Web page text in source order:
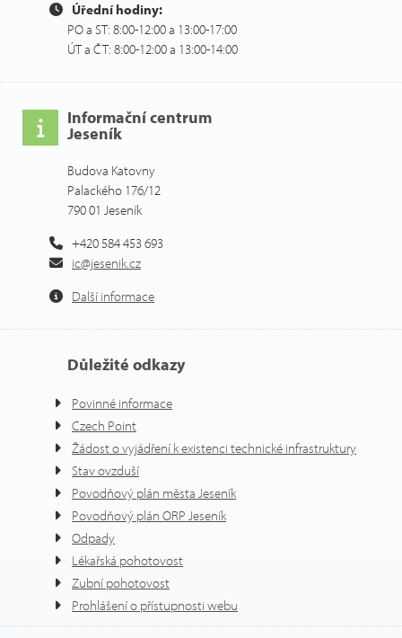
Úřední hodiny:
PO a ST: 8:00-12:00 a 13:00-17:00
ÚT a ČT: 8:00-12:00 a 13:00-14:00
Informační centrum
Jeseník
Budova Katovny
Palackého 176/12
790 01 Jeseník
+420 584 453 693
ic@jesenik.cz
Další informace
Důležité odkazy
Povinné informace
Czech Point
Žádost o vyjádření k existenci technické infrastruktury
Stav ovzduší
Povodňový plán města Jeseník
Povodňový plán ORP Jeseník
Odpady
Lékařská pohotovost
Zubní pohotovost
Prohlášení o přístupnosti webu